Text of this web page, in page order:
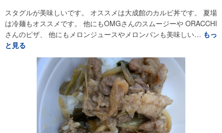
スタグルが美味しいです。 オススメは大成館のカルビ丼です。 夏場
は冷麺もオススメです。 他にもOMGさんのスムージーや ORACCHI
さんのピザ、 他にもメロンジュースやメロンパンも美味しい… もっ
と見る